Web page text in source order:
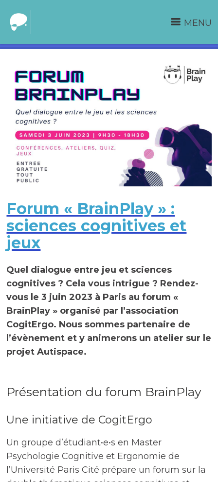
MENU
Forum « BrainPlay » :
sciences cognitives et
jeux
Quel dialogue entre jeu et sciences
cognitives ? Cela vous intrigue ? Rendez-
vous le 3 juin 2023 à Paris au forum «
BrainPlay » organisé par l’association
CogitErgo. Nous sommes partenaire de
l’évènement et y animerons un atelier sur le
projet Autispace.
Présentation du forum BrainPlay
Une initiative de CogitErgo
Un groupe d’étudiant•e•s en Master
Psychologie Cognitive et Ergonomie de
l’Université Paris Cité prépare un forum sur la